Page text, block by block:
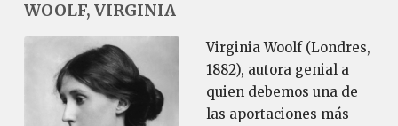
WOOLF, VIRGINIA
Virginia Woolf (Londres,
1882), autora genial a
quien debemos una de
las aportaciones más